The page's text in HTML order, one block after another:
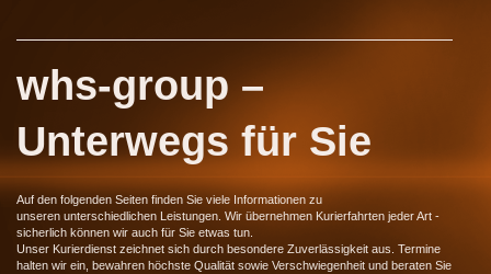
whs-group –
Unterwegs für Sie
Auf den folgenden Seiten finden Sie viele Informationen zu
unseren unterschiedlichen Leistungen. Wir übernehmen Kurierfahrten jeder Art -
sicherlich können wir auch für Sie etwas tun.
Unser Kurierdienst zeichnet sich durch besondere Zuverlässigkeit aus. Termine
halten wir ein, bewahren höchste Qualität sowie Verschwiegenheit und beraten Sie